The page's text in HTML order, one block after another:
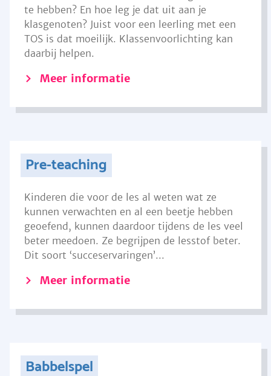
te hebben? En hoe leg je dat uit aan je
klasgenoten? Juist voor een leerling met een
TOS is dat moeilijk. Klassenvoorlichting kan
daarbij helpen.
Meer informatie
Pre-teaching
Kinderen die voor de les al weten wat ze
kunnen verwachten en al een beetje hebben
geoefend, kunnen daardoor tijdens de les veel
beter meedoen. Ze begrijpen de lesstof beter.
Dit soort ‘succeservaringen’...
Meer informatie
Babbelspel